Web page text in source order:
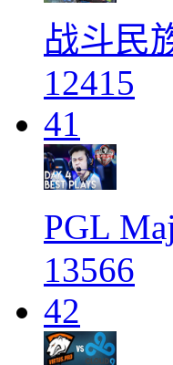
战斗民
12415
41
PGL
13566
42